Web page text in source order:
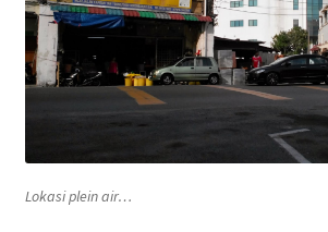
Lokasiplein air…